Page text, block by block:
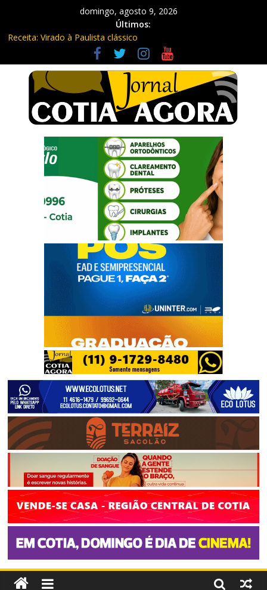
domingo, agosto 9, 2026
Últimos:
Receita: Virado à Paulista clássico
Ladrão de farmácia e procurado por maus-tratos são presos em
Vargem Grande Paulista
Cine Sustentável traz cinema ao ar livre e educação ambiental
para Vargem Grande
WhatsApp vai parar de funcionar em vários celulares antigos em
setembro
São Roque